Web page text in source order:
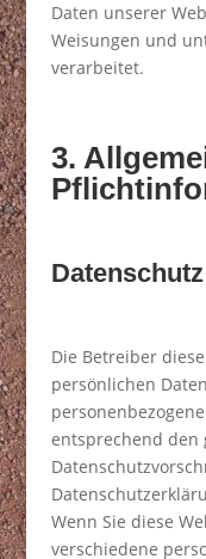
Daten unserer
Weisungen und
verarbeitet.
3.
Datenschutz
Die Betreiber
persönlichen
entsprechend den
Wenn Sie diese
verschiedene